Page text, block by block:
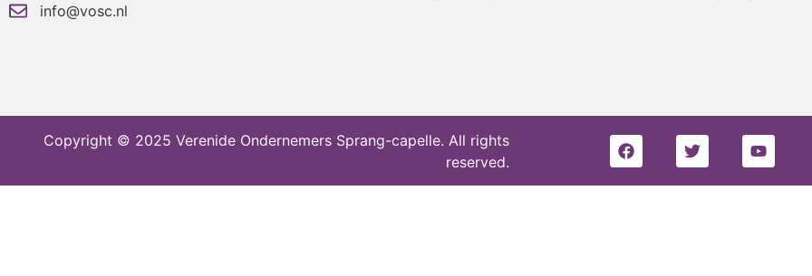
info@vosc.nl
Copyright © 2025 Verenide Ondernemers Sprang-capelle. All rights
reserved.